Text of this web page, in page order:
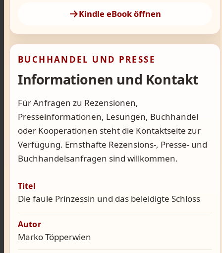
Kindle eBook öffnen
BUCHHANDEL UND PRESSE
Informationen und Kontakt
Für Anfragen zu Rezensionen,
Presseinformationen, Lesungen, Buchhandel
oder Kooperationen steht die Kontaktseite zur
Verfügung. Ernsthafte Rezensions-, Presse- und
Buchhandelsanfragen sind willkommen.
Titel
Die faule Prinzessin und das beleidigte Schloss
Autor
Marko Töpperwien